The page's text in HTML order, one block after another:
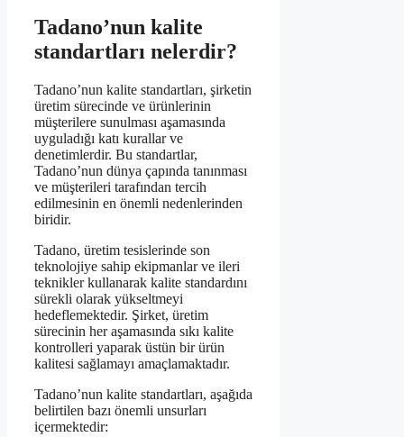
Tadano’nun kalite
standartları nelerdir?
Tadano’nun kalite standartları, şirketin
üretim sürecinde ve ürünlerinin
müşterilere sunulması aşamasında
uyguladığı katı kurallar ve
denetimlerdir. Bu standartlar,
Tadano’nun dünya çapında tanınması
ve müşterileri tarafından tercih
edilmesinin en önemli nedenlerinden
biridir.
Tadano, üretim tesislerinde son
teknolojiye sahip ekipmanlar ve ileri
teknikler kullanarak kalite standardını
sürekli olarak yükseltmeyi
hedeflemektedir. Şirket, üretim
sürecinin her aşamasında sıkı kalite
kontrolleri yaparak üstün bir ürün
kalitesi sağlamayı amaçlamaktadır.
Tadano’nun kalite standartları, aşağıda
belirtilen bazı önemli unsurları
içermektedir: